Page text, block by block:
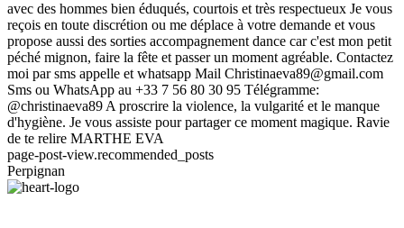
avec des hommes bien éduqués, courtois et très respectueux Je vous
reçois en toute discrétion ou me déplace à votre demande et vous
propose aussi des sorties accompagnement dance car c'est mon petit
péché mignon, faire la fête et passer un moment agréable. Contactez
moi par sms appelle et whatsapp Mail Christinaeva89@gmail.com
Sms ou WhatsApp au +33 7 56 80 30 95 Télégramme:
@christinaeva89 A proscrire la violence, la vulgarité et le manque
d'hygiène. Je vous assiste pour partager ce moment magique. Ravie
de te relire MARTHE EVA
page-post-view.recommended_posts
Perpignan